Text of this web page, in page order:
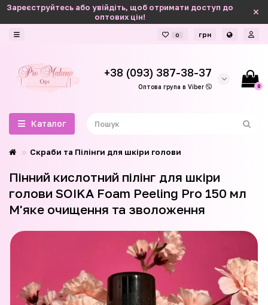
Зареєструйтесь або увійдіть, щоб отримати доступ до
оптових цін!
0 грн
+38 (093) 387-38-37
Оптова група в Viber 0
Каталог
Скраби та Пілінги для шкіри голови
Пінний кислотний пілінг для шкіри
голови SOIKA Foam Peeling Pro 150 мл
М'яке очищення та зволоження